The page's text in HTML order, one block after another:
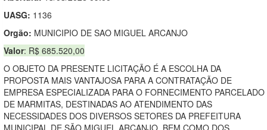
UASG: 1136
Orgão: MUNICIPIO DE SAO MIGUEL ARCANJO
Valor: R$ 685.520,00
O OBJETO DA PRESENTE LICITAÇÃO É A ESCOLHA DA
PROPOSTA MAIS VANTAJOSA PARA A CONTRATAÇÃO DE
EMPRESA ESPECIALIZADA PARA O FORNECIMENTO PARCELADO
DE MARMITAS, DESTINADAS AO ATENDIMENTO DAS
NECESSIDADES DOS DIVERSOS SETORES DA PREFEITURA
MUNICIPAL DE SÃO MIGUEL ARCANJO, BEM COMO DOS